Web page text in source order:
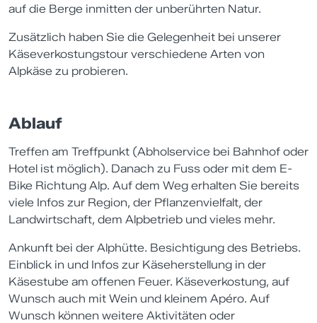
auf die Berge inmitten der unberührten Natur.
Zusätzlich haben Sie die Gelegenheit bei unserer
Käseverkostungstour verschiedene Arten von
Alpkäse zu probieren.
Ablauf
Treffen am Treffpunkt (Abholservice bei Bahnhof oder
Hotel ist möglich). Danach zu Fuss oder mit dem E-
Bike Richtung Alp. Auf dem Weg erhalten Sie bereits
viele Infos zur Region, der Pflanzenvielfalt, der
Landwirtschaft, dem Alpbetrieb und vieles mehr.
Ankunft bei der Alphütte. Besichtigung des Betriebs.
Einblick in und Infos zur Käseherstellung in der
Käsestube am offenen Feuer. Käseverkostung, auf
Wunsch auch mit Wein und kleinem Apéro. Auf
Wunsch können weitere Aktivitäten oder